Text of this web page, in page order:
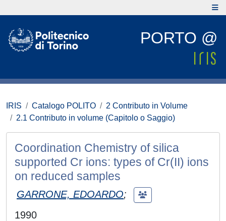
PORTO @
IRIS Catalogo POLITO
2 Contributo in Volume
2.1 Contributo in volume (Capitolo o Saggio)
Coordination Chemistry of silica
supported Cr ions: types of Cr(II) ions
on reduced samples
GARRONE, EDOARDO;
1990